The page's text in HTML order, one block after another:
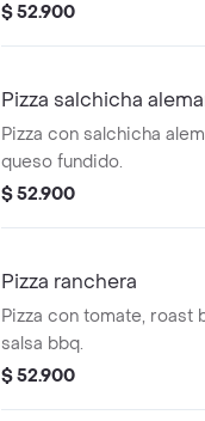
$ 52.900
Pizza salchicha
Pizza con salchicha
queso fundido.
$ 52.900
Pizza ranchera
Pizza con tomate, roast
salsa bbq.
$ 52.900